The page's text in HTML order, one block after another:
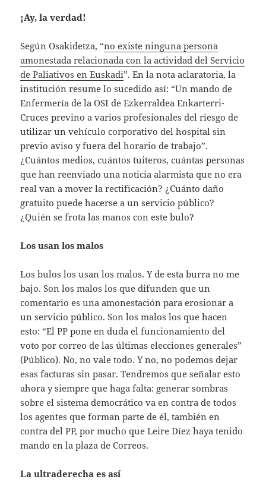
¡Ay, la verdad!
Según Osakidetza, “no existe ninguna persona
amonestada relacionada con la actividad del Servicio
de Paliativos en Euskadi”. En la nota aclaratoria, la
institución resume lo sucedido así: “Un mando de
Enfermería de la OSI de Ezkerraldea Enkarterri-
Cruces previno a varios profesionales del riesgo de
utilizar un vehículo corporativo del hospital sin
previo aviso y fuera del horario de trabajo”.
¿Cuántos medios, cuántos tuiteros, cuántas personas
que han reenviado una noticia alarmista que no era
real van a mover la rectificación? ¿Cuánto daño
gratuito puede hacerse a un servicio público?
¿Quién se frota las manos con este bulo?
Los usan los malos
Los bulos los usan los malos. Y de esta burra no me
bajo. Son los malos los que difunden que un
comentario es una amonestación para erosionar a
un servicio público. Son los malos los que hacen
esto: “El PP pone en duda el funcionamiento del
voto por correo de las últimas elecciones generales”
(Público). No, no vale todo. Y no, no podemos dejar
esas facturas sin pasar. Tendremos que señalar esto
ahora y siempre que haga falta: generar sombras
sobre el sistema democrático va en contra de todos
los agentes que forman parte de él, también en
contra del PP, por mucho que Leire Díez haya tenido
mando en la plaza de Correos.
La ultraderecha es así